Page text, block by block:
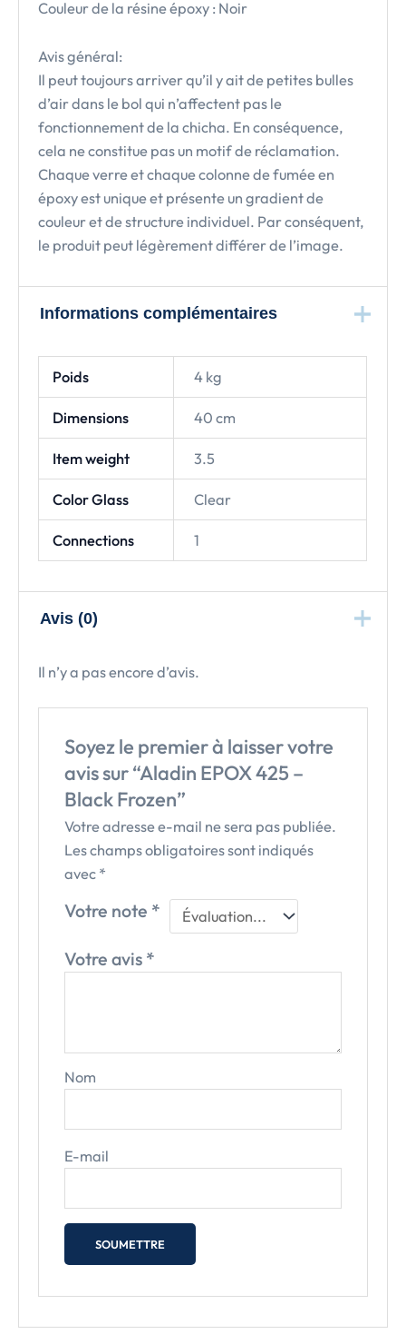
Couleur de la résine époxy : Noir
Avis général:
Il peut toujours arriver qu’il y ait de petites bulles
d’air dans le bol qui n’affectent pas le
fonctionnement de la chicha. En conséquence,
cela ne constitue pas un motif de réclamation.
Chaque verre et chaque colonne de fumée en
époxy est unique et présente un gradient de
couleur et de structure individuel. Par conséquent,
le produit peut légèrement différer de l’image.
Informations complémentaires
Poids 4 kg
Dimensions 40 cm
Item weight 3.5
Color Glass Clear
Connections 1
Avis (0)
Il n’y a pas encore d’avis.
Soyez le premier à laisser votre
avis sur “Aladin EPOX 425 –
Black Frozen”
Votre adresse e-mail ne sera pas publiée.
Les champs obligatoires sont indiqués
avec *
Votre note *
Votre avis *
Nom
E-mail